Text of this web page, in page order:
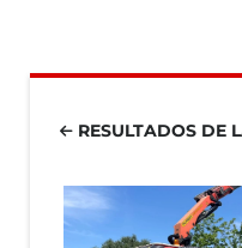
RESULTADOS DE